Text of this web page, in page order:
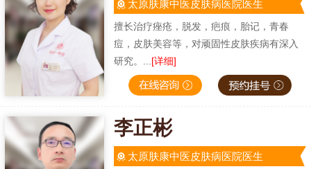
太原肤康中医皮肤病医院医生
擅长治疗痤疮，脱发，疤痕，胎记，青春
痘，皮肤美容等，对顽固性皮肤疾病有深入
研究。... [详细]
李正彬
太原肤康中医皮肤病医院医生